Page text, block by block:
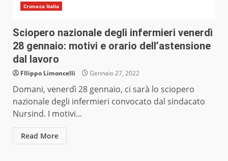
Cronaca Italia
Sciopero nazionale degli infermieri venerdì
28 gennaio: motivi e orario dell’astensione
dal lavoro
FIlippo Limoncelli Gennaio 27, 2022
Domani, venerdì 28 gennaio, ci sarà lo sciopero
nazionale degli infermieri convocato dal sindacato
Nursind. I motivi...
Read More